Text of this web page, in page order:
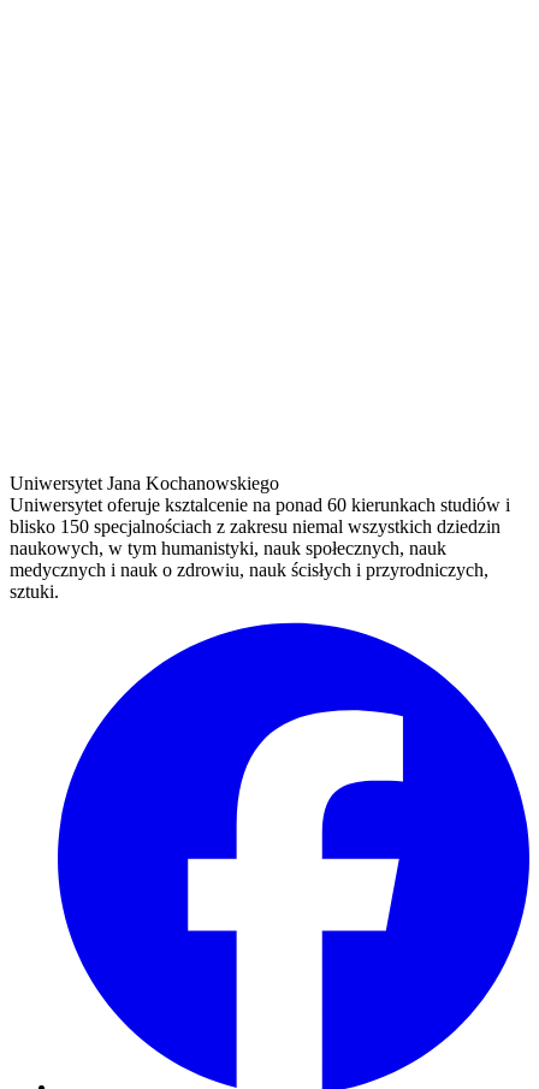
Uniwersytet Jana Kochanowskiego
Uniwersytet oferuje ksztalcenie na ponad 60 kierunkach studiów i
blisko 150 specjalnościach z zakresu niemal wszystkich dziedzin
naukowych, w tym humanistyki, nauk społecznych, nauk
medycznych i nauk o zdrowiu, nauk ścisłych i przyrodniczych,
sztuki.